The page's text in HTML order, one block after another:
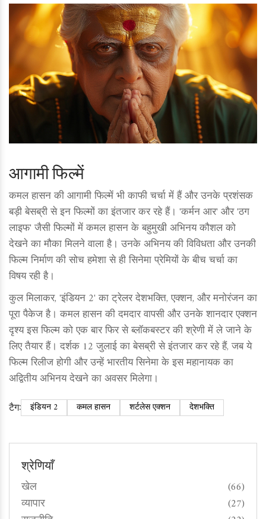
आगामी फिल्में
कमल हासन की आगामी फिल्में भी काफी चर्चा में हैं और उनके प्रशंसक
बड़ी बेसब्री से इन फिल्मों का इंतजार कर रहे हैं। 'कर्मन आर' और 'ठग
लाइफ' जैसी फिल्मों में कमल हासन के बहुमुखी अभिनय कौशल को
देखने का मौका मिलने वाला है। उनके अभिनय की विविधता और उनकी
फिल्म निर्माण की सोच हमेशा से ही सिनेमा प्रेमियों के बीच चर्चा का
विषय रही है।
कुल मिलाकर, 'इंडियन 2' का ट्रेलर देशभक्ति, एक्शन, और मनोरंजन का
पूरा पैकेज है। कमल हासन की दमदार वापसी और उनके शानदार एक्शन
दृश्य इस फिल्म को एक बार फिर से ब्लॉकबस्टर की श्रेणी में ले जाने के
लिए तैयार हैं। दर्शक 12 जुलाई का बेसब्री से इंतजार कर रहे हैं, जब ये
फिल्म रिलीज होगी और उन्हें भारतीय सिनेमा के इस महानायक का
अद्वितीय अभिनय देखने का अवसर मिलेगा।
टैग: इंडियन 2 कमल हासन शर्टलेस एक्शन देशभक्ति
श्रेणियाँ
खेल (66)
व्यापार (27)